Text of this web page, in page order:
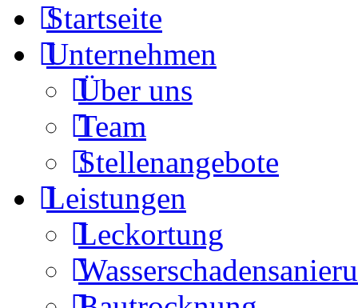
Startseite
Unternehmen
Über uns
Team
Stellenangebote
Leistungen
Leckortung